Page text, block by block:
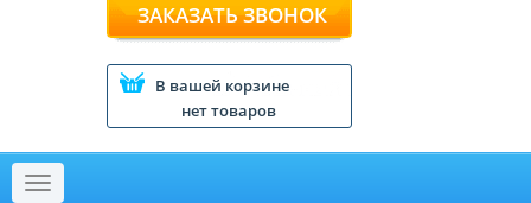
ЗАКАЗАТЬ ЗВОНОК
В вашей корзине
нет товаров
Меню